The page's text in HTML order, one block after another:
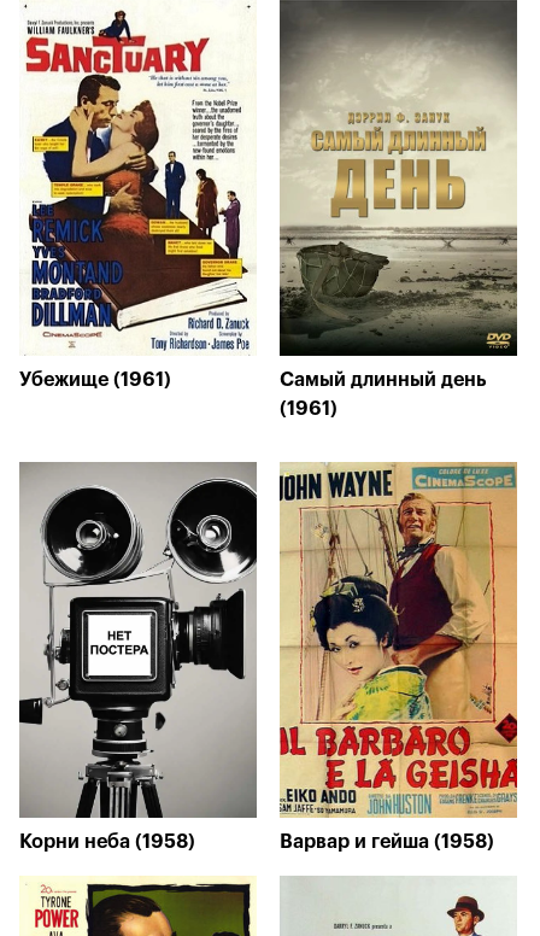
Убежище (1961)
Самый длинный день
(1961)
Корни неба (1958) Варвар и гейша (1958)